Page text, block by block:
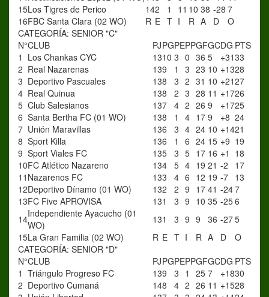
15Los Tigres de Perico 142 1 11 10 38 -28 7
16FBC Santa Clara (02 WO) R E T I R A D
O
CATEGORÍA: SENIOR "C"
N°CLUB PJPGPEPPGFGCDG PTS
1 Los Chankas CYC 1310 3 0 36 5 +3133
2 Real Nazarenas 139 1 3 23 10 +1328
3 Deportivo Pascuales 138 3 2 31 10 +2127
4 Real Quinua 138 2 3 28 11 +1726
5 Club Salesianos 137 4 2 26 9 +1725
6 Santa Bertha FC (01 WO) 138 1 4 17 9 +8 24
7 Unión Maravillas 136 3 4 24 10 +1421
8 Sport Killa 136 1 6 24 15 +9 19
9 Sport Viales FC 135 3 5 17 16 +1 18
10FC Atlético Nazareno 134 5 4 19 21 -2
17
11 Nazarenos FC 133 4 6 12 19 -7 13
12Deportivo Dínamo (01 WO) 132 2 9 17 41 -247
13FC Five APROVISA 131 3 9 10 35 -256
14Independiente Ayacucho (01
WO)
131 3 9 9 36 -275
15La Gran Familia (02 WO) R E T I R A D
O
CATEGORÍA: SENIOR "D"
N°CLUB PJPGPEPPGFGCDG PTS
1 Triángulo Progreso FC 139 3 1 25 7 +1830
2 Deportivo Cumaná 148 4 2 26 11 +1528